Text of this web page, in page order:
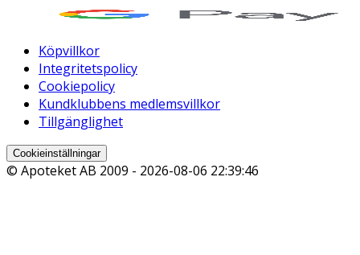
Köpvillkor
Integritetspolicy
Cookiepolicy
Kundklubbens medlemsvillkor
Tillgänglighet
Cookieinställningar
© Apoteket AB 2009 - 2026-08-06 22:39:46